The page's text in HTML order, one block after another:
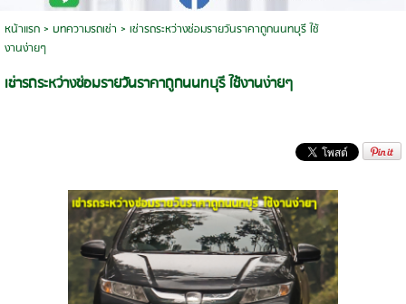
หน้าแรก> บทความรถเช่า > เช่ารถระหว่างซ่อมรายวันราคาถูกนนทบุรี ใช้
งานง่ายๆ
เช่ารถระหว่างซ่อมรายวันราคาถูกนนทบุรี ใช้งานง่ายๆ